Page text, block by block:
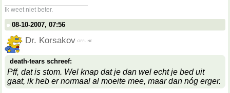
Ik weet niet beter.
08-10-2007, 07:56
Dr. Korsakov
death-tears schreef:
Pff, dat is stom. Wel knap dat je dan wel echt je bed uit
gaat, ik heb er normaal al moeite mee, maar dan nóg erger.